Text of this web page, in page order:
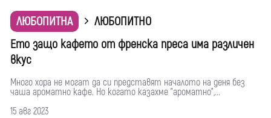
ЛЮБОПИТНА
ЛЮБОПИТНО
Ето защо кафето от френска преса има различен
вкус
Много хора не могат да си представят началото на деня без
чаша ароматно кафе. Но когато казахме "ароматно",...
15 авг 2023